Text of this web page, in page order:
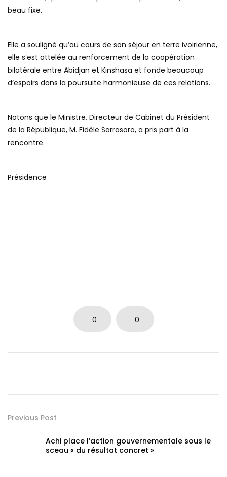
beau fixe.
Elle a souligné qu’au cours de son séjour en terre ivoirienne,
elle s’est attelée au renforcement de la coopération
bilatérale entre Abidjan et Kinshasa et fonde beaucoup
d’espoirs dans la poursuite harmonieuse de ces relations.
Notons que le Ministre, Directeur de Cabinet du Président
de la République, M. Fidèle Sarrasoro, a pris part à la
rencontre.
Présidence
0 0
Previous Post
Achi place l’action gouvernementale sous le
sceau « du résultat concret »